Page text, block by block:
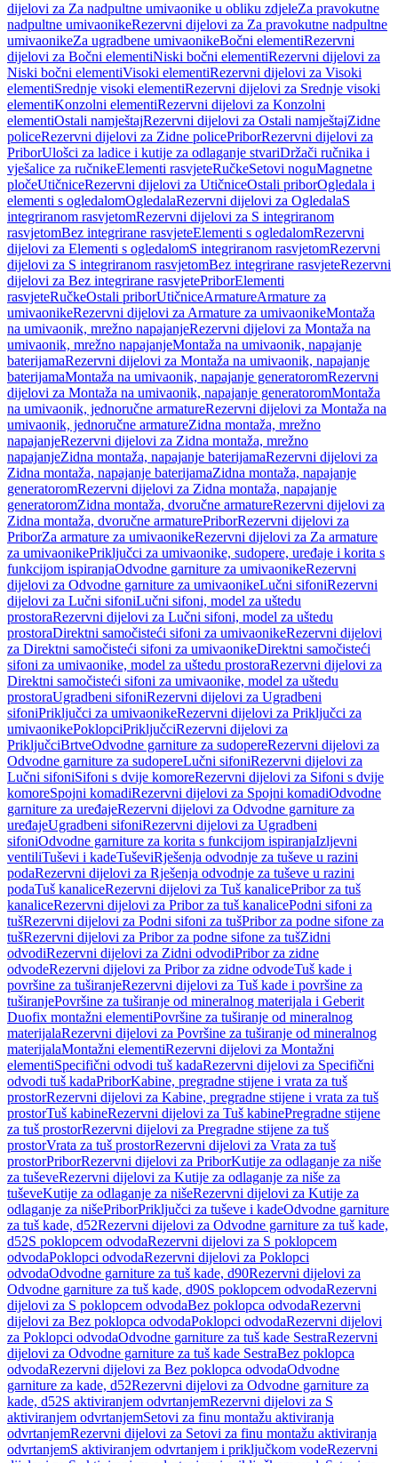
dijelovi za Za nadpultne umivaonike u obliku zdjeleZa pravokutne
nadpultne umivaonikeRezervni dijelovi za Za pravokutne nadpultne
umivaonikeZa ugradbene umivaonikeBočni elementiRezervni
dijelovi za Bočni elementiNiski bočni elementiRezervni dijelovi za
Niski bočni elementiVisoki elementiRezervni dijelovi za Visoki
elementiSrednje visoki elementiRezervni dijelovi za Srednje visoki
elementiKonzolni elementiRezervni dijelovi za Konzolni
elementiOstali namještajRezervni dijelovi za Ostali namještajZidne
policeRezervni dijelovi za Zidne policePriborRezervni dijelovi za
PriborUlošci za ladice i kutije za odlaganje stvariDržači ručnika i
vješalice za ručnikeElementi rasvjeteRučkeSetovi noguMagnetne
pločeUtičniceRezervni dijelovi za UtičniceOstali priborOgledala i
elementi s ogledalomOgledalaRezervni dijelovi za OgledalaS
integriranom rasvjetomRezervni dijelovi za S integriranom
rasvjetomBez integrirane rasvjeteElementi s ogledalomRezervni
dijelovi za Elementi s ogledalomS integriranom rasvjetomRezervni
dijelovi za S integriranom rasvjetomBez integrirane rasvjeteRezervni
dijelovi za Bez integrirane rasvjetePriborElementi
rasvjeteRučkeOstali priborUtičniceArmatureArmature za
umivaonikeRezervni dijelovi za Armature za umivaonikeMontaža
na umivaonik, mrežno napajanjeRezervni dijelovi za Montaža na
umivaonik, mrežno napajanjeMontaža na umivaonik, napajanje
baterijamaRezervni dijelovi za Montaža na umivaonik, napajanje
baterijamaMontaža na umivaonik, napajanje generatoromRezervni
dijelovi za Montaža na umivaonik, napajanje generatoromMontaža
na umivaonik, jednoručne armatureRezervni dijelovi za Montaža na
umivaonik, jednoručne armatureZidna montaža, mrežno
napajanjeRezervni dijelovi za Zidna montaža, mrežno
napajanjeZidna montaža, napajanje baterijamaRezervni dijelovi za
Zidna montaža, napajanje baterijamaZidna montaža, napajanje
generatoromRezervni dijelovi za Zidna montaža, napajanje
generatoromZidna montaža, dvoručne armatureRezervni dijelovi za
Zidna montaža, dvoručne armaturePriborRezervni dijelovi za
PriborZa armature za umivaonikeRezervni dijelovi za Za armature
za umivaonikePriključci za umivaonike, sudopere, uređaje i korita s
funkcijom ispiranjaOdvodne garniture za umivaonikeRezervni
dijelovi za Odvodne garniture za umivaonikeLučni sifoniRezervni
dijelovi za Lučni sifoniLučni sifoni, model za uštedu
prostoraRezervni dijelovi za Lučni sifoni, model za uštedu
prostoraDirektni samočisteći sifoni za umivaonikeRezervni dijelovi
za Direktni samočisteći sifoni za umivaonikeDirektni samočisteći
sifoni za umivaonike, model za uštedu prostoraRezervni dijelovi za
Direktni samočisteći sifoni za umivaonike, model za uštedu
prostoraUgradbeni sifoniRezervni dijelovi za Ugradbeni
sifoniPriključci za umivaonikeRezervni dijelovi za Priključci za
umivaonikePoklopciPriključciRezervni dijelovi za
PriključciBrtveOdvodne garniture za sudopereRezervni dijelovi za
Odvodne garniture za sudopereLučni sifoniRezervni dijelovi za
Lučni sifoniSifoni s dvije komoreRezervni dijelovi za Sifoni s dvije
komoreSpojni komadiRezervni dijelovi za Spojni komadiOdvodne
garniture za uređajeRezervni dijelovi za Odvodne garniture za
uređajeUgradbeni sifoniRezervni dijelovi za Ugradbeni
sifoniOdvodne garniture za korita s funkcijom ispiranjaIzljevni
ventiliTuševi i kadeTuševiRješenja odvodnje za tuševe u razini
podaRezervni dijelovi za Rješenja odvodnje za tuševe u razini
podaTuš kanaliceRezervni dijelovi za Tuš kanalicePribor za tuš
kanaliceRezervni dijelovi za Pribor za tuš kanalicePodni sifoni za
tušRezervni dijelovi za Podni sifoni za tušPribor za podne sifone za
tušRezervni dijelovi za Pribor za podne sifone za tušZidni
odvodiRezervni dijelovi za Zidni odvodiPribor za zidne
odvodeRezervni dijelovi za Pribor za zidne odvodeTuš kade i
površine za tuširanjeRezervni dijelovi za Tuš kade i površine za
tuširanjePovršine za tuširanje od mineralnog materijala i Geberit
Duofix montažni elementiPovršine za tuširanje od mineralnog
materijalaRezervni dijelovi za Površine za tuširanje od mineralnog
materijalaMontažni elementiRezervni dijelovi za Montažni
elementiSpecifični odvodi tuš kadaRezervni dijelovi za Specifični
odvodi tuš kadaPriborKabine, pregradne stijene i vrata za tuš
prostorRezervni dijelovi za Kabine, pregradne stijene i vrata za tuš
prostorTuš kabineRezervni dijelovi za Tuš kabinePregradne stijene
za tuš prostorRezervni dijelovi za Pregradne stijene za tuš
prostorVrata za tuš prostorRezervni dijelovi za Vrata za tuš
prostorPriborRezervni dijelovi za PriborKutije za odlaganje za niše
za tuševeRezervni dijelovi za Kutije za odlaganje za niše za
tuševeKutije za odlaganje za nišeRezervni dijelovi za Kutije za
odlaganje za nišePriborPriključci za tuševe i kadeOdvodne garniture
za tuš kade, d52Rezervni dijelovi za Odvodne garniture za tuš kade,
d52S poklopcem odvodaRezervni dijelovi za S poklopcem
odvodaPoklopci odvodaRezervni dijelovi za Poklopci
odvodaOdvodne garniture za tuš kade, d90Rezervni dijelovi za
Odvodne garniture za tuš kade, d90S poklopcem odvodaRezervni
dijelovi za S poklopcem odvodaBez poklopca odvodaRezervni
dijelovi za Bez poklopca odvodaPoklopci odvodaRezervni dijelovi
za Poklopci odvodaOdvodne garniture za tuš kade SestraRezervni
dijelovi za Odvodne garniture za tuš kade SestraBez poklopca
odvodaRezervni dijelovi za Bez poklopca odvodaOdvodne
garniture za kade, d52Rezervni dijelovi za Odvodne garniture za
kade, d52S aktiviranjem odvrtanjemRezervni dijelovi za S
aktiviranjem odvrtanjemSetovi za finu montažu aktiviranja
odvrtanjemRezervni dijelovi za Setovi za finu montažu aktiviranja
odvrtanjemS aktiviranjem odvrtanjem i priključkom vodeRezervni